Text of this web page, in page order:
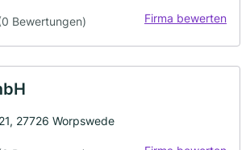
Bewertungen) Firma bewerten
27726 Worpswede